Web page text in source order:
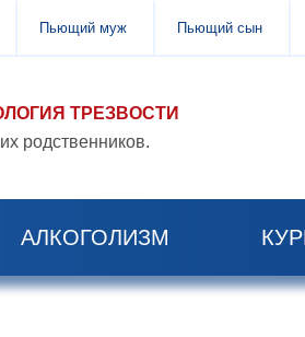
Пьющий муж Пьющий сын
ТРЕЗВОСТИ
родственников.
АЛКОГОЛИЗМ